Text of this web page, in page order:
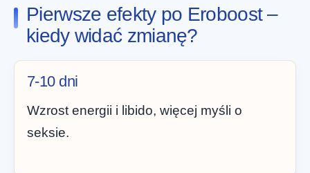
Pierwsze efekty po Eroboost –
kiedy widać zmianę?
7-10 dni
Wzrost energii i libido, więcej myśli o
seksie.